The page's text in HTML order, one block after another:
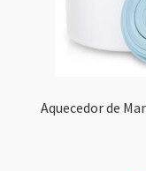
Aquecedor de